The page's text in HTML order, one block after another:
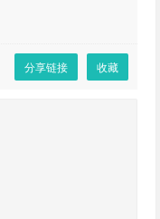
分享链接 收藏